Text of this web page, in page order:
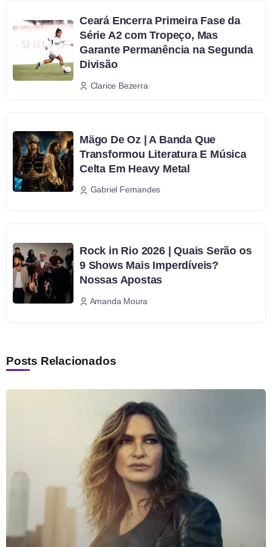
Ceará Encerra Primeira Fase da
Série A2 com Tropeço, Mas
Garante Permanência na Segunda
Divisão
Clarice Bezerra
Mägo De Oz | A Banda Que
Transformou Literatura E Música
Celta Em Heavy Metal
Gabriel Fernandes
Rock in Rio 2026 | Quais Serão os
9 Shows Mais Imperdíveis?
Nossas Apostas
Amanda Moura
Posts Relacionados